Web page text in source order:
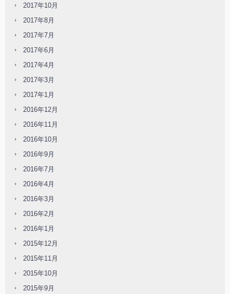
2017年10月
2017年8月
2017年7月
2017年6月
2017年4月
2017年3月
2017年1月
2016年12月
2016年11月
2016年10月
2016年9月
2016年7月
2016年4月
2016年3月
2016年2月
2016年1月
2015年12月
2015年11月
2015年10月
2015年9月